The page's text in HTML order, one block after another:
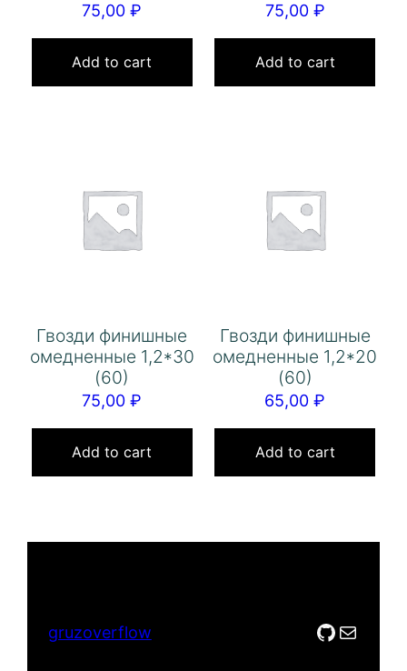
75,00₽
Add to cart
75,00 ₽
Add to cart
Гвозди финишные
омедненные 1,2*30
(60)
75,00₽
Add to cart
Гвозди финишные
омедненные 1,2*20
(60)
65,00₽
Add to cart
gruzoverflow GitHub
Mail